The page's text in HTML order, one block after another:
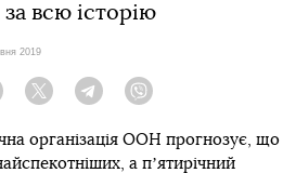
всю історію
2019
Twitter TelegramViber
організація ООН прогнозує, що
а пʼятирічний